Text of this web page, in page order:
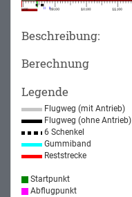
Beschreibung:
Berechnung
Legende
Flugweg (mit Antrieb)
Flugweg (ohne Antrieb)
6 Schenkel
Gummiband
Reststrecke
Startpunkt
Abflugpunkt